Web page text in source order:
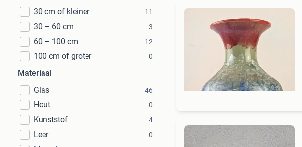
30 cm of kleiner
11
30 – 60 cm 3
60 – 100 cm 12
100 cm of groter 0
Materiaal
Glas
46
Hout 0
Kunststof 4
Leer 0